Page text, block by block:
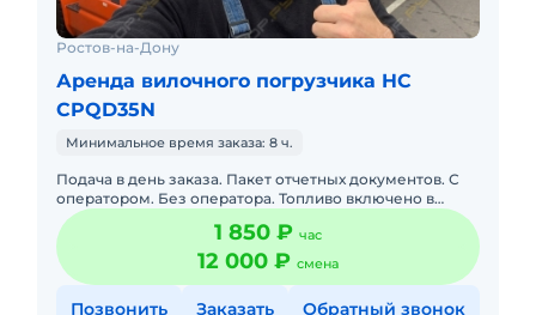
Ростов-на-Дону
Аренда вилочного погрузчика HC
CPQD35N
Минимальное время заказа: 8 ч.
Подача в день заказа. Пакет отчетных документов. С
оператором. Без оператора. Топливо включено в
стоимость. Долгосрочная аренда. Краткосрочная
аренда. Доставка
1 850 ₽ час
12 000 ₽ смена
Позвонить Заказать Обратный звонок